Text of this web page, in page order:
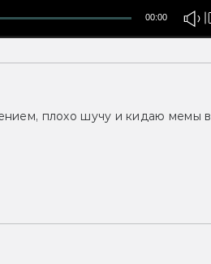
00:00
плохо шучу и кидаю мемы в